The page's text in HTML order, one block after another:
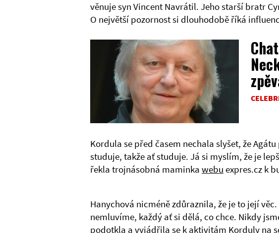
věnuje syn Vincent Navrátil. Jeho starší bratr
O největší pozornost si dlouhodobě říká
Kordula se před časem nechala slyšet, že
studuje, takže ať studuje. Já si myslím, že je
řekla trojnásobná maminka webu expres.cz k
Hanychová nicméně zdůraznila, že je to její
nemluvíme, každý ať si dělá, co chce. Nikdy
podotkla a vyjádřila se k aktivitám Korduly na